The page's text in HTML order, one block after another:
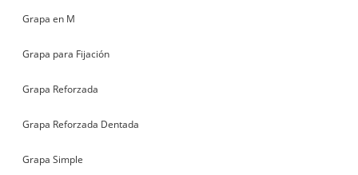
Grapa en M
Grapa para Fijación
Grapa Reforzada
Grapa Reforzada Dentada
Grapa Simple